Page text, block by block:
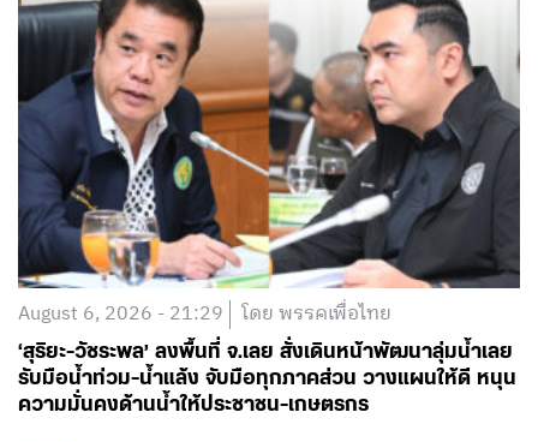
August 6, 2026 - 21:29 โดย พรรคเพื่อไทย
‘สุริยะ-วัชระพล’ ลงพื้นที่ จ.เลย สั่งเดินหน้าพัฒนาลุ่มน้ำเลย
รับมือน้ำท่วม-น้ำแล้ง จับมือทุกภาคส่วน วางแผนให้ดี หนุน
ความมั่นคงด้านน้ำให้ประชาชน-เกษตรกร